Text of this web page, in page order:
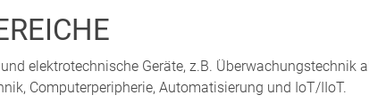
elektrotechnische Geräte, z.B. Überwachungstechnik
Computerperipherie, Automatisierung und IoT/IIoT.